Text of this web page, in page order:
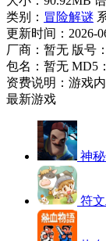
类别： 冒险解谜
更新时间：2026-
厂商：暂无 版号
包名：暂无 MD5
资费说明：游戏
最新游戏
神
符